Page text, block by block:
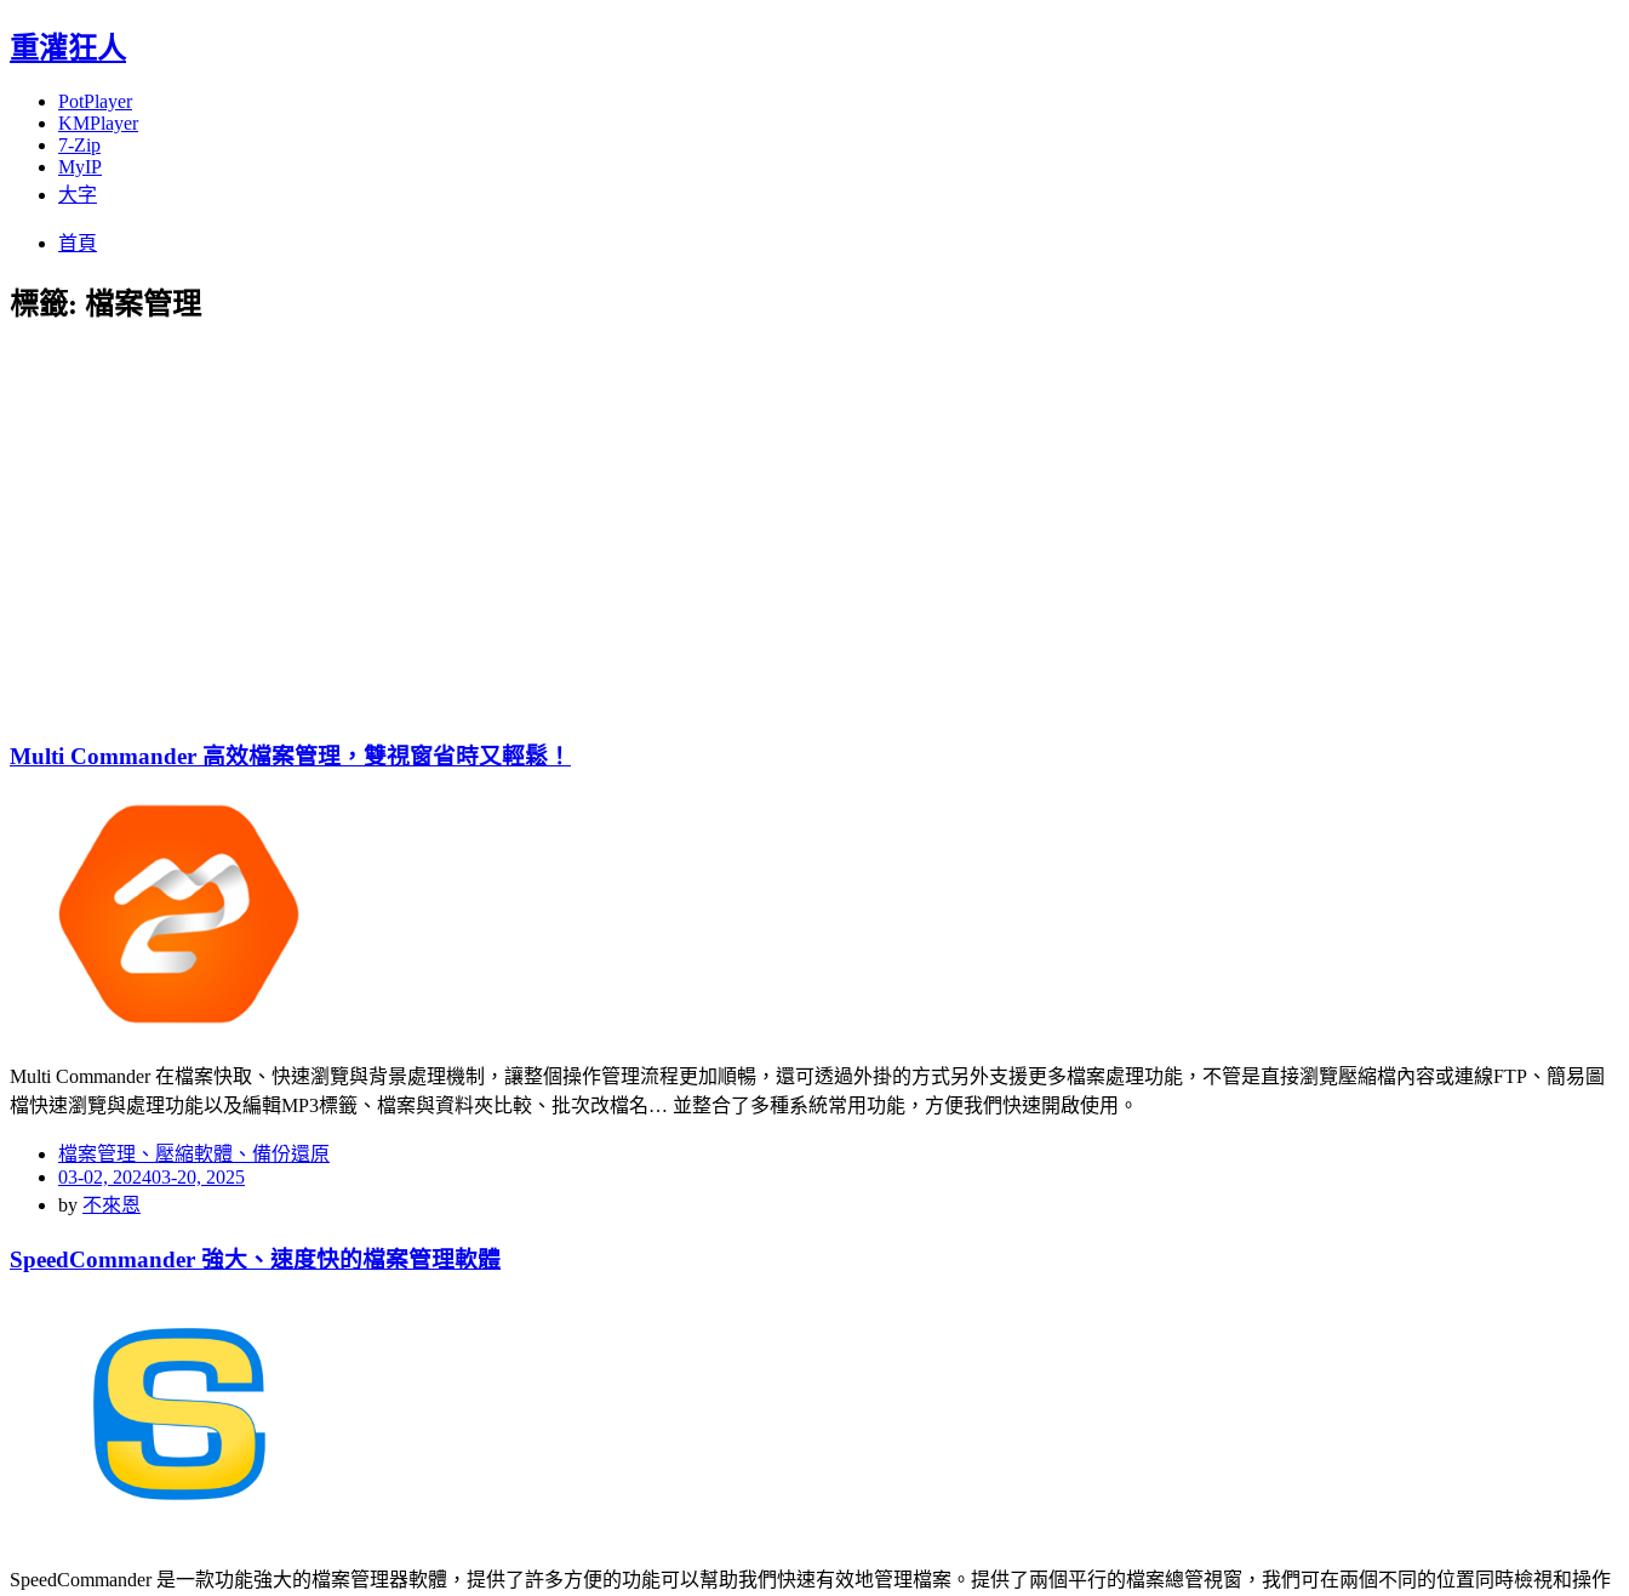
重灌狂人
PotPlayer
KMPlayer
7-Zip
MyIP
大字
首頁
標籤: 檔案管理
Multi Commander 高效檔案管理，雙視窗省時又輕鬆！
Multi Commander 在檔案快取、快速瀏覽與背景處理機制，讓整個操作管理流程更加順暢，還可透過外掛的方式另外支援更多檔案處理功能，不管是直接瀏覽壓縮檔內容或連線FTP、簡易圖
檔快速瀏覽與處理功能以及編輯MP3標籤、檔案與資料夾比較、批次改檔名… 並整合了多種系統常用功能，方便我們快速開啟使用。
檔案管理、壓縮軟體、備份還原
Posted
on
03-02, 202403-20, 2025
by 不來恩
SpeedCommander 強大、速度快的檔案管理軟體
SpeedCommander 是一款功能強大的檔案管理器軟體，提供了許多方便的功能可以幫助我們快速有效地管理檔案。提供了兩個平行的檔案總管視窗，我們可在兩個不同的位置同時檢視和操作